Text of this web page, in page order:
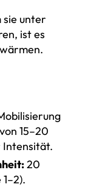
sie unter
ist es
15–20
Intensität.
20